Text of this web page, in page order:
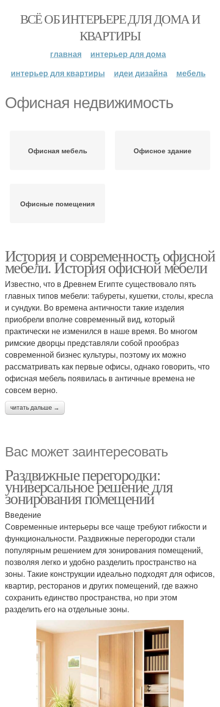
ВСЁ ОБ ИНТЕРЬЕРЕ ДЛЯ ДОМА И
КВАРТИРЫ
главная
интерьер для дома
интерьер для квартиры
идеи дизайна мебель
Офисная недвижимость
Офисная мебель Офисное здание
Офисные помещения
История и современность офисной
мебели. История офисной мебели
Известно, что в Древнем Египте существовало пять
главных типов мебели: табуреты, кушетки, столы, кресла
и сундуки. Во времена античности такие изделия
приобрели вполне современный вид, который
практически не изменился в наше время. Во многом
римские дворцы представляли собой прообраз
современной бизнес культуры, поэтому их можно
рассматривать как первые офисы, однако говорить, что
офисная мебель появилась в античные времена не
совсем верно.
читать дальше →
Вас может заинтересовать
Раздвижные перегородки:
универсальное решение для
зонирования помещений
Введение
Современные интерьеры все чаще требуют гибкости и
функциональности. Раздвижные перегородки стали
популярным решением для зонирования помещений,
позволяя легко и удобно разделить пространство на
зоны. Такие конструкции идеально подходят для офисов,
квартир, ресторанов и других помещений, где важно
сохранить единство пространства, но при этом
разделить его на отдельные зоны.